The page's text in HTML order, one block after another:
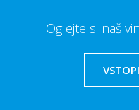
Oglejte si naš